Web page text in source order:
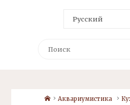
HomeАквариумистика